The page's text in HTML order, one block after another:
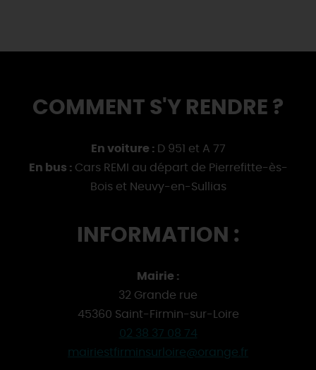
COMMENT S'Y RENDRE ?
En voiture : D 951 et A 77
En bus : Cars REMI au départ de Pierrefitte-ès-
Bois et Neuvy-en-Sullias
INFORMATION :
Mairie :
32 Grande rue
45360 Saint-Firmin-sur-Loire
02 38 37 08 74
mairiestfirminsurloire@orange.fr